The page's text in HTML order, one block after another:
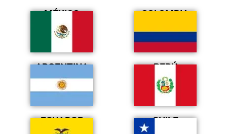
MÉXICO COLOMBIA
ARGENTINA PERÚ
ECUADOR CHILE